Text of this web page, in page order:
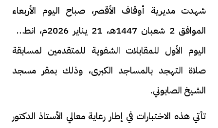
شهدت مديرية أوقاف الأقصر، صباح اليوم الأربعاء
الموافق 2 شعبان 1447هـ، 21 يناير 2026م، انطلاق
اليوم الأول للمقابلات الشفوية للمتقدمين لمسابقة
صلاة التهجد بالمساجد الكبرى، وذلك بمقر مسجد
الشيخ الصابوني.
تأتي هذه الاختبارات في إطار رعاية معالي الأستاذ الدكتور